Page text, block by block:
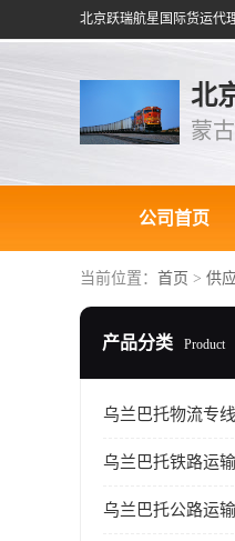
北
蒙
公司首页
当前位置： 首页 > 供
产品分类 Product
乌兰巴托物流专线
乌兰巴托铁路运输
乌兰巴托公路运输